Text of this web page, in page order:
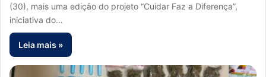
(30), mais uma edição do projeto “Cuidar Faz a Diferença”,
iniciativa do…
Leia mais »